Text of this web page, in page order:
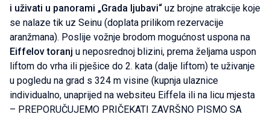
i uživati u panorami „Grada ljubavi“ uz brojne atrakcije koje
se nalaze tik uz Seinu (doplata prilikom rezervacije
aranžmana). Poslije vožnje brodom mogućnost uspona na
Eiffelov toranj u neposrednoj blizini, prema željama uspon
liftom do vrha ili pješice do 2. kata (dalje liftom) te uživanje
u pogledu na grad s 324 m visine (kupnja ulaznice
individualno, unaprijed na websiteu Eiffela ili na licu mjesta
– PREPORUČUJEMO PRIČEKATI ZAVRŠNO PISMO SA